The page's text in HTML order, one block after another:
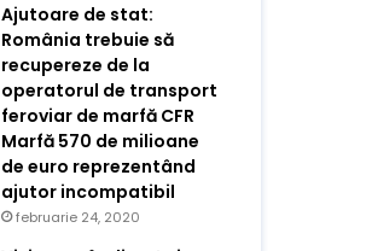
Ajutoare de stat:
România trebuie să
recupereze de la
operatorul de transport
feroviar de marfă CFR
Marfă 570 de milioane
de euro reprezentând
ajutor incompatibil
februarie 24, 2020